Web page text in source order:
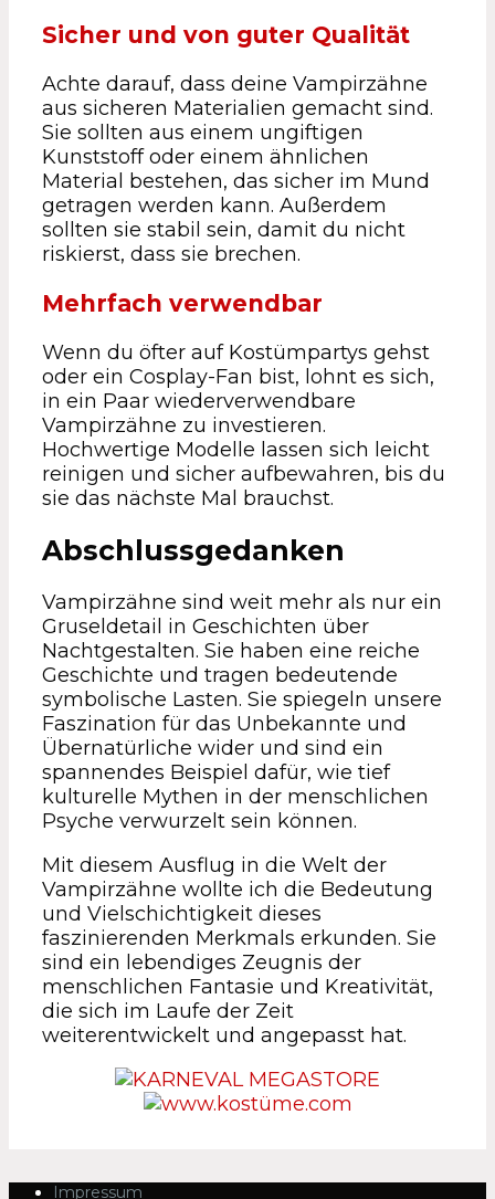
Sicher und von guter Qualität
Achte darauf, dass deine Vampirzähne
aus sicheren Materialien gemacht sind.
Sie sollten aus einem ungiftigen
Kunststoff oder einem ähnlichen
Material bestehen, das sicher im Mund
getragen werden kann. Außerdem
sollten sie stabil sein, damit du nicht
riskierst, dass sie brechen.
Mehrfach verwendbar
Wenn du öfter auf Kostümpartys gehst
oder ein Cosplay-Fan bist, lohnt es sich,
in ein Paar wiederverwendbare
Vampirzähne zu investieren.
Hochwertige Modelle lassen sich leicht
reinigen und sicher aufbewahren, bis du
sie das nächste Mal brauchst.
Abschlussgedanken
Vampirzähne sind weit mehr als nur ein
Gruseldetail in Geschichten über
Nachtgestalten. Sie haben eine reiche
Geschichte und tragen bedeutende
symbolische Lasten. Sie spiegeln unsere
Faszination für das Unbekannte und
Übernatürliche wider und sind ein
spannendes Beispiel dafür, wie tief
kulturelle Mythen in der menschlichen
Psyche verwurzelt sein können.
Mit diesem Ausflug in die Welt der
Vampirzähne wollte ich die Bedeutung
und Vielschichtigkeit dieses
faszinierenden Merkmals erkunden. Sie
sind ein lebendiges Zeugnis der
menschlichen Fantasie und Kreativität,
die sich im Laufe der Zeit
weiterentwickelt und angepasst hat.
Impressum